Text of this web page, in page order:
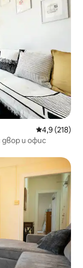
Средна
4,9 (218)
и офис